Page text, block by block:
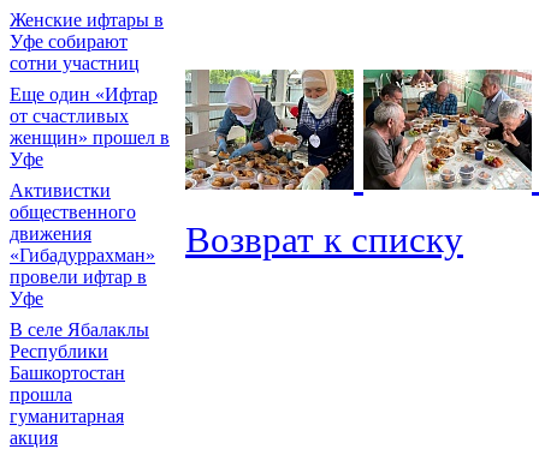
Женские ифтары в
Уфе собирают
сотни участниц
Еще один «Ифтар
от счастливых
женщин» прошел в
Уфе
Активистки
общественного
движения
«Гибадуррахман»
провели ифтар в
Уфе
В селе Ябалаклы
Республики
Башкортостан
прошла
гуманитарная
акция
Возврат к списку